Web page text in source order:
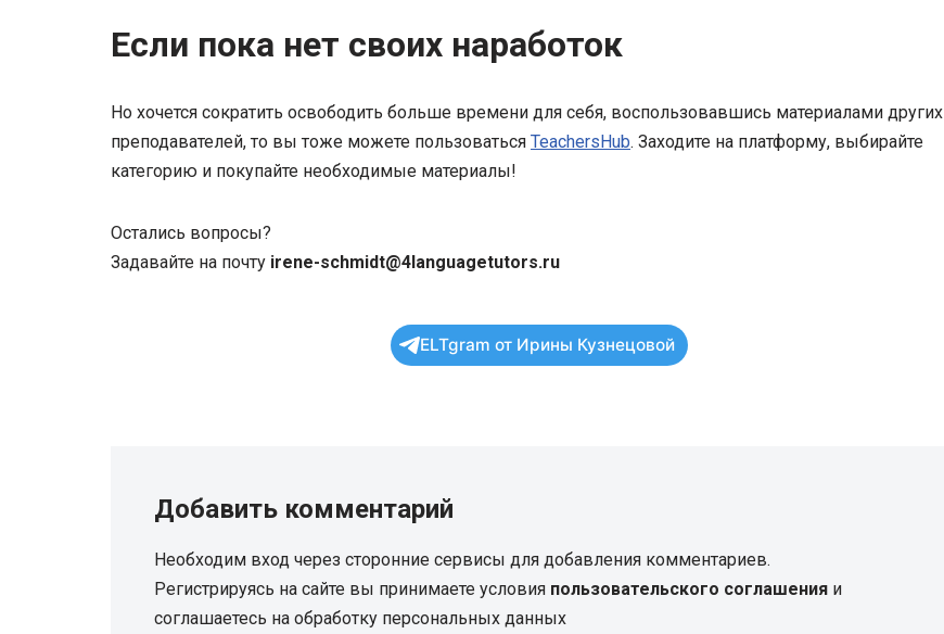
Если пока нет своих наработок
Но хочется сократить освободить больше времени для себя, воспользовавшись материалами других
преподавателей, то вы тоже можете пользоваться TeachersHub. Заходите на платформу, выбирайте
категорию и покупайте необходимые материалы!
Остались вопросы?
Задавайте на почту irene-schmidt@4languagetutors.ru
ELTgram от Ирины Кузнецовой
Добавить комментарий
Необходим вход через сторонние сервисы для добавления комментариев.
Регистрируясь на сайте вы принимаете условия пользовательского соглашения и
соглашаетесь на обработку персональных данных